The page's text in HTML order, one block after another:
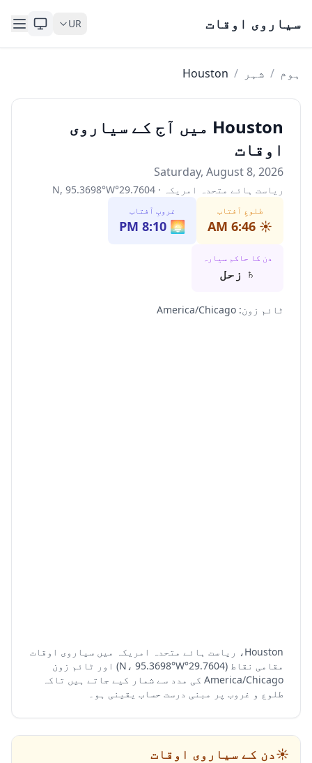
سیاروی اوقات UR
ہوم / شہر /
Houston
Houston میں آج کے سیاروی
اوقات
Saturday, August 8, 2026
ریاست ہائے متحدہ امریکہ ·
29.7604
°
N, 95.3698°W
طلوعِ آفتاب
☀️
6:46 AM
غروبِ آفتاب
🌅
8:10 PM
دن کا حاکم سیارہ
♄ زحل
ٹائم زون:
America/Chicago
Houston، ریاست ہائے متحدہ امریکہ میں سیاروی اوقات
مقامی نقاط (29.7604°N، 95.3698°W) اور ٹائم زون
America/Chicago کی مدد سے شمار کیے جاتے ہیں تاکہ
طلوع و غروب پر مبنی درست حساب یقینی ہو۔
☀️دن کے سیاروی اوقات